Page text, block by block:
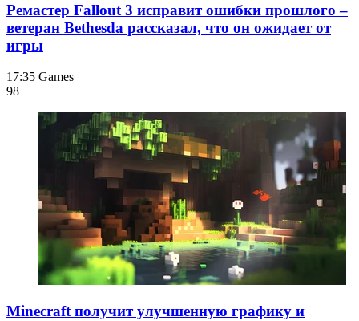
Ремастер Fallout 3 исправит ошибки прошлого –
ветеран Bethesda рассказал, что он ожидает от
игры
17:35 Games
98
Minecraft получит улучшенную графику и